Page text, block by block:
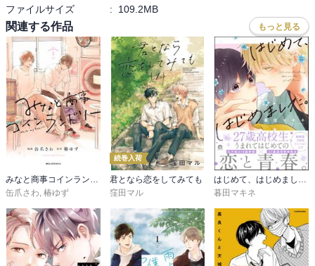
ファイルサイズ
: 109.2MB
関連する作品 もっと見る
みなと商事コインランドリー
缶爪さわ, 椿ゆず
続巻入荷
君となら恋をしてみても
窪田マル
はじめて、はじめました。
暮田マキネ